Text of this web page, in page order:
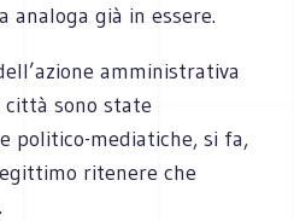
analoga già in essere.
amministrativa
città sono state
politico-mediatiche, si fa,
ritenere che